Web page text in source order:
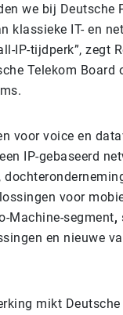
we bij Deutsche
klassieke IT- en
IP-tijdperk”, zegt
Telekom Board
voor voice en
IP-gebaseerd
voor
Machine-segment,
en nieuwe
mikt